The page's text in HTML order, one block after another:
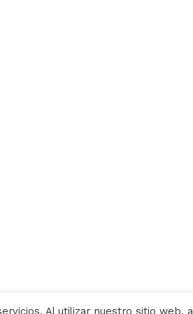
Al utilizar nuestro sitio web,